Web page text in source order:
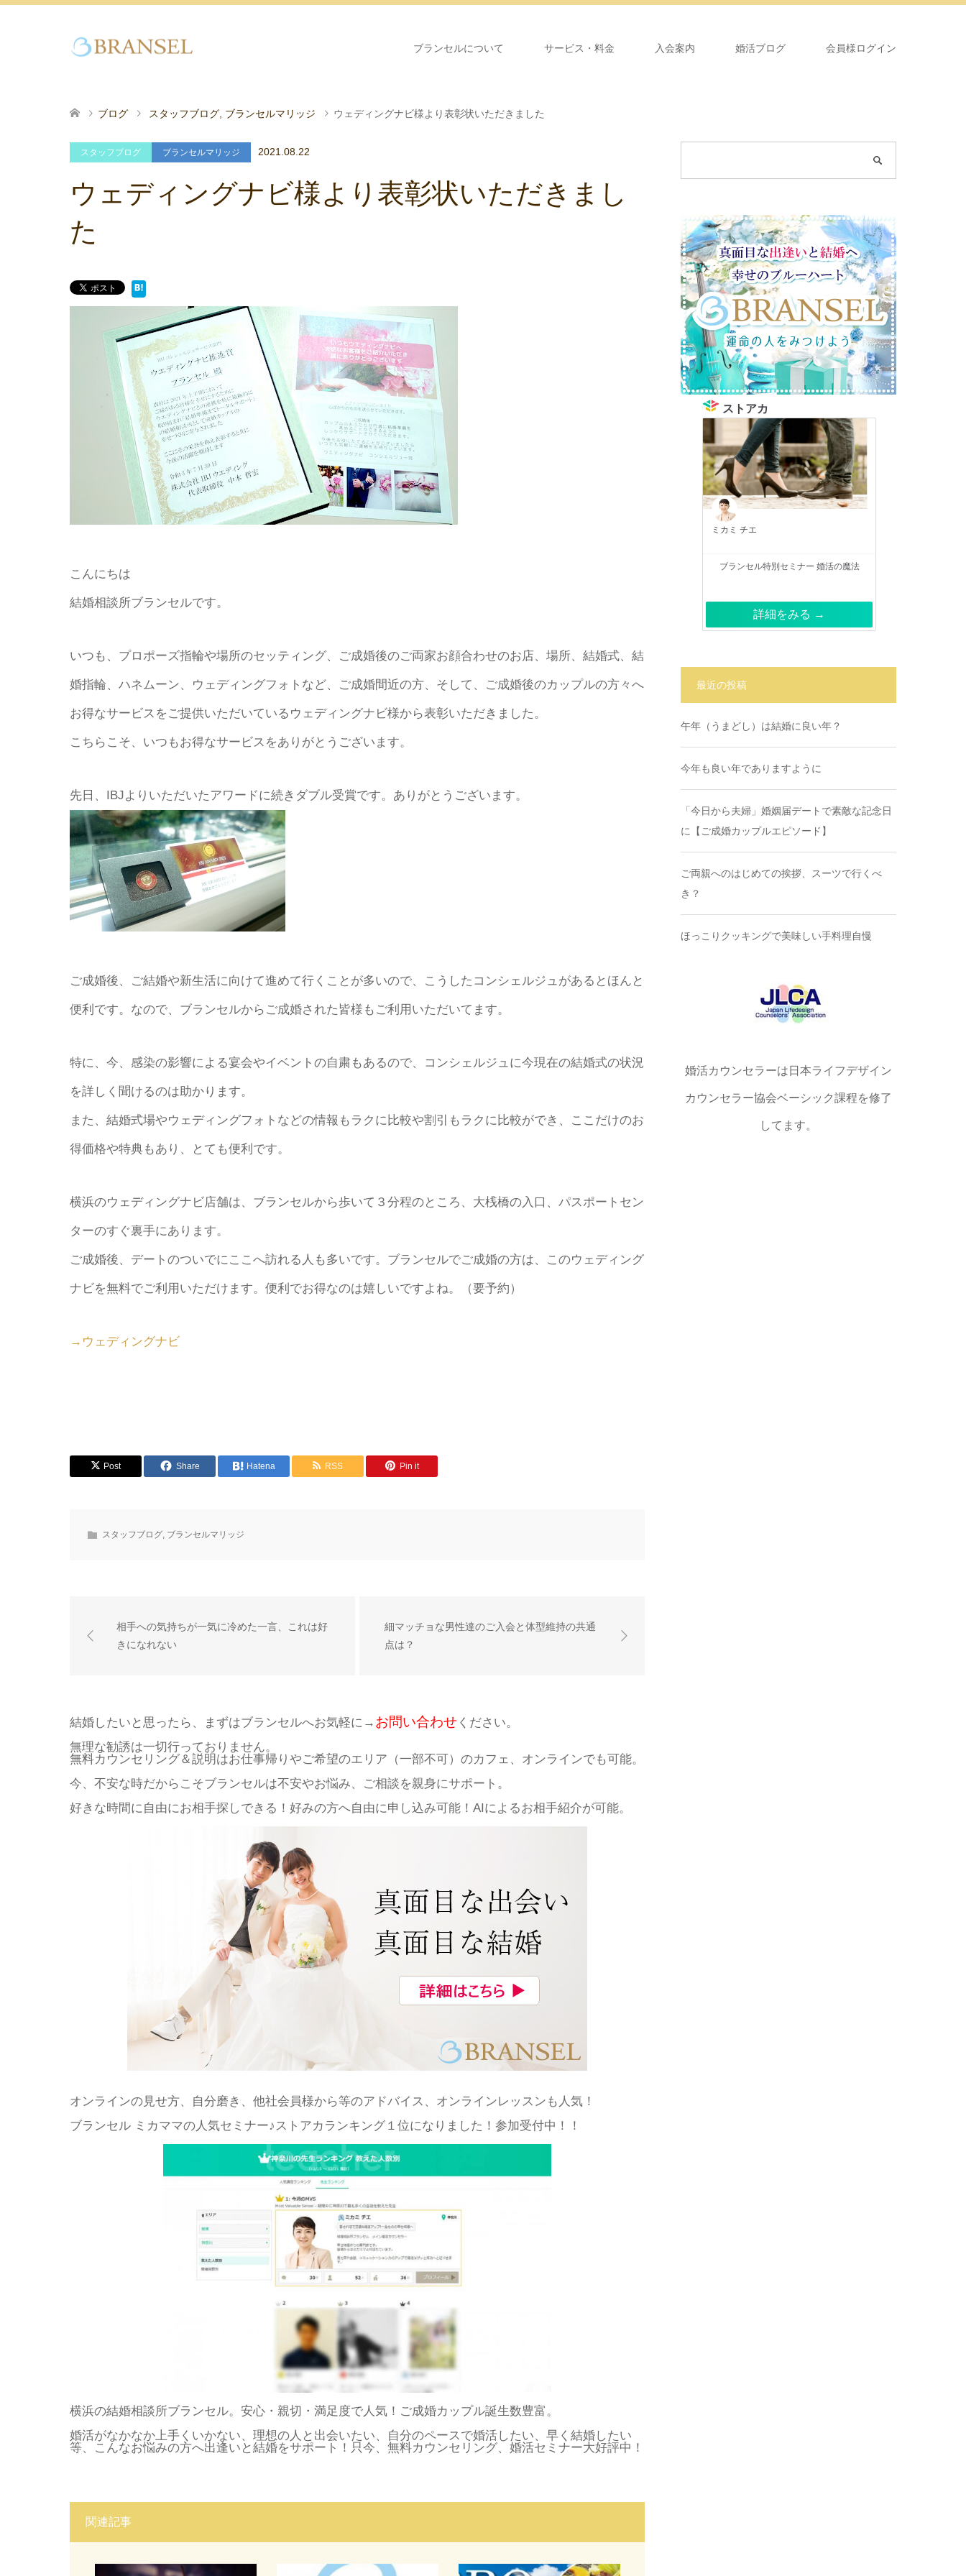
ブランセルについて サービス・料金 入会案内 婚活ブログ 会員様ログイン
ブログ スタッフブログ ブランセルマリッジ ウェディングナビ様より表彰状いただきました
スタッフブログ ブランセルマリッジ 2021.08.22
ウェディングナビ様より表彰状いただきまし
た
こんにちは
結婚相談所ブランセルです。
いつも、プロポーズ指輪や場所のセッティング、ご成婚後のご両家お顔合わせのお店、場所、結婚式、結
婚指輪、ハネムーン、ウェディングフォトなど、ご成婚間近の方、そして、ご成婚後のカップルの方々へ
お得なサービスをご提供いただいているウェディングナビ様から表彰いただきました。
こちらこそ、いつもお得なサービスをありがとうございます。
先日、IBJよりいただいたアワードに続きダブル受賞です。ありがとうございます。
ご成婚後、ご結婚や新生活に向けて進めて行くことが多いので、こうしたコンシェルジュがあるとほんと
便利です。なので、ブランセルからご成婚された皆様もご利用いただいてます。
特に、今、感染の影響による宴会やイベントの自粛もあるので、コンシェルジュに今現在の結婚式の状況
を詳しく聞けるのは助かります。
また、結婚式場やウェディングフォトなどの情報もラクに比較や割引もラクに比較ができ、ここだけのお
得価格や特典もあり、とても便利です。
横浜のウェディングナビ店舗は、ブランセルから歩いて３分程のところ、大桟橋の入口、パスポートセン
ターのすぐ裏手にあります。
ご成婚後、デートのついでにここへ訪れる人も多いです。ブランセルでご成婚の方は、このウェディング
ナビを無料でご利用いただけます。便利でお得なのは嬉しいですよね。（要予約）
→ウェディングナビ
Post Share Hatena RSS Pin it
スタッフブログ, ブランセルマリッジ
相手への気持ちが一気に冷めた一言、これは好
きになれない
細マッチョな男性達のご入会と体型維持の共通
点は？
結婚したいと思ったら、まずはブランセルへお気軽に→ お問い合わせ ください。
無理な勧誘は一切行っておりません。
無料カウンセリング＆説明はお仕事帰りやご希望のエリア（一部不可）のカフェ、オンラインでも可能。
今、不安な時だからこそブランセルは不安やお悩み、ご相談を親身にサポート。
好きな時間に自由にお相手探しできる！好みの方へ自由に申し込み可能！AIによるお相手紹介が可能。
オンラインの見せ方、自分磨き、他社会員様から等のアドバイス、オンラインレッスンも人気！
ブランセル ミカママの人気セミナー♪ストアカランキング１位になりました！参加受付中！！
横浜の結婚相談所ブランセル。安心・親切・満足度で人気！ご成婚カップル誕生数豊富。
婚活がなかなか上手くいかない、理想の人と出会いたい、自分のペースで婚活したい、早く結婚したい
等、こんなお悩みの方へ出逢いと結婚をサポート！只今、無料カウンセリング、婚活セミナー大好評中！
関連記事
ストアカ
ミカミ チエ
ブランセル特別セミナー 婚活の魔法
詳細をみる →
最近の投稿
午年（うまどし）は結婚に良い年？
今年も良い年でありますように
「今日から夫婦」婚姻届デートで素敵な記念日
に【ご成婚カップルエピソード】
ご両親へのはじめての挨拶、スーツで行くべ
き？
ほっこりクッキングで美味しい手料理自慢
婚活カウンセラーは日本ライフデザイン
カウンセラー協会ベーシック課程を修了
してます。